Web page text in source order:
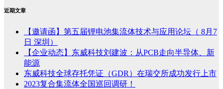
近期文章
【邀请函】第五届锂电池集流体技术与应用论坛（ 8月7
日 深圳）
【企业动态】东威科技刘建波：从PCB走向半导体、新
能源
东威科技全球存托凭证（GDR）在瑞交所成功发行上市
2023复合集流体全国巡回调研！